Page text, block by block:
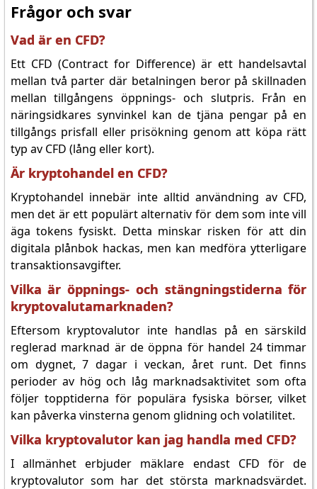
Frågor och svar
Vad är en CFD?
Ett CFD (Contract for Difference) är ett handelsavtal
mellan två parter där betalningen beror på skillnaden
mellan tillgångens öppnings- och slutpris. Från en
näringsidkares synvinkel kan de tjäna pengar på en
tillgångs prisfall eller prisökning genom att köpa rätt
typ av CFD (lång eller kort).
Är kryptohandel en CFD?
Kryptohandel innebär inte alltid användning av CFD,
men det är ett populärt alternativ för dem som inte vill
äga tokens fysiskt. Detta minskar risken för att din
digitala plånbok hackas, men kan medföra ytterligare
transaktionsavgifter.
Vilka är öppnings- och stängningstiderna för
kryptovalutamarknaden?
Eftersom kryptovalutor inte handlas på en särskild
reglerad marknad är de öppna för handel 24 timmar
om dygnet, 7 dagar i veckan, året runt. Det finns
perioder av hög och låg marknadsaktivitet som ofta
följer topptiderna för populära fysiska börser, vilket
kan påverka vinsterna genom glidning och volatilitet.
Vilka kryptovalutor kan jag handla med CFD?
I allmänhet erbjuder mäklare endast CFD för de
kryptovalutor som har det största marknadsvärdet.